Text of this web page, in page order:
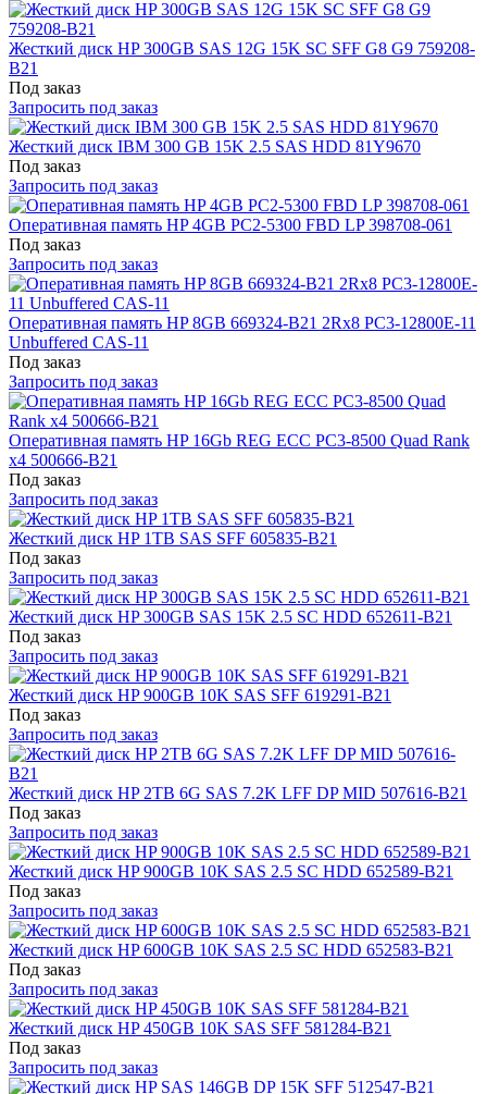
Жесткий диск HP 300GB SAS 12G 15K SC SFF G8 G9 759208-
B21
Под заказ
Запросить под заказ
Жесткий диск IBM 300 GB 15K 2.5 SAS HDD 81Y9670
Под заказ
Запросить под заказ
Оперативная память HP 4GB PC2-5300 FBD LP 398708-061
Под заказ
Запросить под заказ
Оперативная память HP 8GB 669324-B21 2Rx8 PC3-12800E-11
Unbuffered CAS-11
Под заказ
Запросить под заказ
Оперативная память HP 16Gb REG ECC PC3-8500 Quad Rank
x4 500666-B21
Под заказ
Запросить под заказ
Жесткий диск HP 1TB SAS SFF 605835-B21
Под заказ
Запросить под заказ
Жесткий диск HP 300GB SAS 15K 2.5 SC HDD 652611-B21
Под заказ
Запросить под заказ
Жесткий диск HP 900GB 10K SAS SFF 619291-B21
Под заказ
Запросить под заказ
Жесткий диск HP 2TB 6G SAS 7.2K LFF DP MID 507616-B21
Под заказ
Запросить под заказ
Жесткий диск HP 900GB 10K SAS 2.5 SC HDD 652589-B21
Под заказ
Запросить под заказ
Жесткий диск HP 600GB 10K SAS 2.5 SC HDD 652583-B21
Под заказ
Запросить под заказ
Жесткий диск HP 450GB 10K SAS SFF 581284-B21
Под заказ
Запросить под заказ